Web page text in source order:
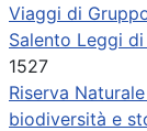
Viaggi di
Salento Leggi
1527
Riserva
biodiversità e